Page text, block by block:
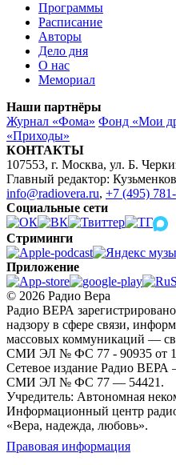
Программы
Расписание
Авторы
Дело дня
О нас
Мемориал
Наши партнёры
Журнал «Фома» Фонд «Мои
«Приходы»
КОНТАКТЫ
107553, г. Москва, ул. Б.
Главный редактор:
info@radiovera.ru, +7 (495)
Социальные сети
Стриминги
Приложение
© 2026 Радио Вера
Радио ВЕРА
надзору в сфере связи,
массовых коммуникаций —
СМИ ЭЛ № ФС 77 - 90935 от
Сетевое издание Радио ВЕРА
СМИ ЭЛ № ФС 77 — 54421.
Учредитель: Автономная
Информационный центр
«Вера, надежда, любовь».
Правовая информация